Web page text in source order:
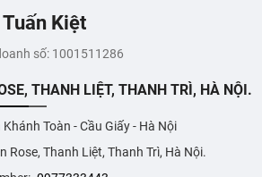
Kiệt
số: 1001511286
THANH LIỆT, THANH TRÌ, HÀ NỘI.
Toàn - Cầu Giấy - Hà Nội
Rose, Thanh Liệt, Thanh Trì, Hà Nội.